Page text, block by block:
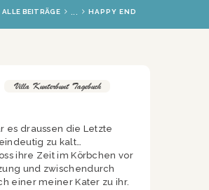
ALLE BEITRÄGE HAPPY END
Villa Kunterbunt Tagebuch
es draussen die Letzte
zu kalt…
ihre Zeit im Körbchen vor
und zwischendurch
einer meiner Kater zu ihr.